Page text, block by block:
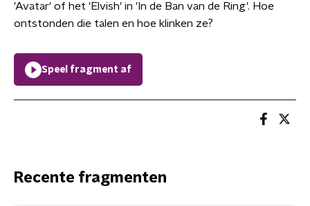
'Avatar' of het 'Elvish' in 'In de Ban van de Ring'. Hoe
ontstonden die talen en hoe klinken ze?
Speel fragment af
Recente fragmenten